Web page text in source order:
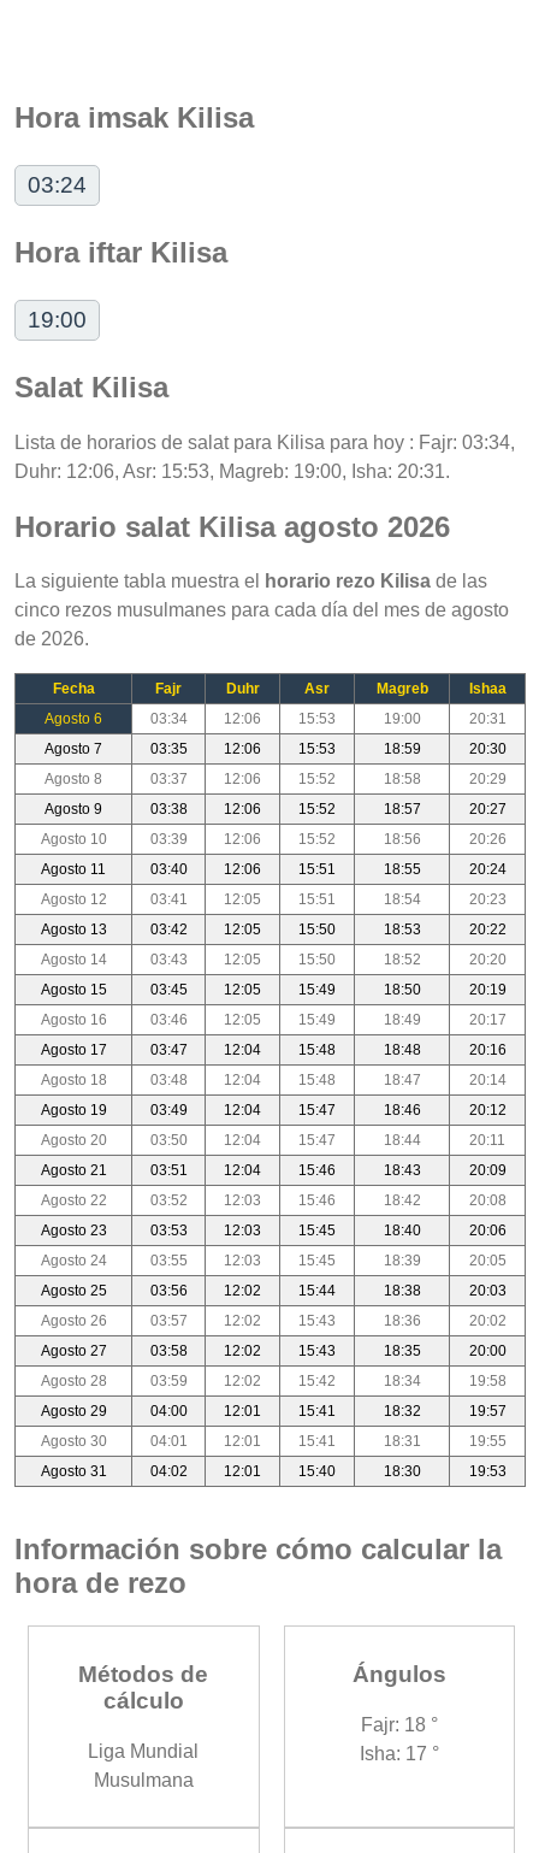
Hora imsak Kilisa
03:24
Hora iftar Kilisa
19:00
Salat Kilisa
Lista de horarios de salat para Kilisa para hoy : Fajr: 03:34,
Duhr: 12:06, Asr: 15:53, Magreb: 19:00, Isha: 20:31.
Horario salat Kilisa agosto 2026
La siguiente tabla muestra el horario rezo Kilisa de las
cinco rezos musulmanes para cada día del mes de agosto
de 2026.
Fecha Fajr Duhr Asr Magreb
Ishaa
Agosto 6
03:34 12:06 15:53 19:00
20:31
Agosto 7
03:35 12:06 15:53 18:59
20:30
Agosto 8
03:37 12:06 15:52 18:58
20:29
Agosto 9
03:38 12:06 15:52 18:57
20:27
Agosto 10
03:39 12:06 15:52 18:56
20:26
Agosto 11
03:40 12:06 15:51 18:55
20:24
Agosto 12
03:41 12:05 15:51 18:54
20:23
Agosto 13
03:42 12:05 15:50 18:53
20:22
Agosto 14
03:43 12:05 15:50 18:52
20:20
Agosto 15
03:45 12:05 15:49 18:50
20:19
Agosto 16
03:46 12:05 15:49 18:49
20:17
Agosto 17
03:47 12:04 15:48 18:48
20:16
Agosto 18
03:48 12:04 15:48 18:47
20:14
Agosto 19
03:49 12:04 15:47 18:46
20:12
Agosto 20
03:50 12:04 15:47 18:44
20:11
Agosto 21
03:51 12:04 15:46 18:43
20:09
Agosto 22
03:52 12:03 15:46 18:42
20:08
Agosto 23
03:53 12:03 15:45 18:40
20:06
Agosto 24
03:55 12:03 15:45 18:39
20:05
Agosto 25
03:56 12:02 15:44 18:38
20:03
Agosto 26
03:57 12:02 15:43 18:36
20:02
Agosto 27
03:58 12:02 15:43 18:35
20:00
Agosto 28
03:59 12:02 15:42 18:34
19:58
Agosto 29
04:00 12:01 15:41 18:32
19:57
Agosto 30
04:01 12:01 15:41 18:31
19:55
Agosto 31
04:02 12:01 15:40 18:30 19:53
Información sobre cómo calcular la
hora de rezo
Métodos de
cálculo
Liga Mundial
Musulmana
Ángulos
Fajr: 18 °
Isha: 17 °